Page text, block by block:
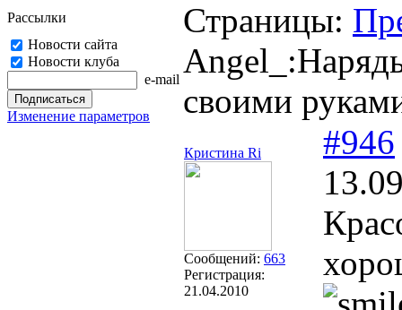
Рассылки
Новости сайта
Новости клуба
e-mail
Изменение параметров
Страницы:
своими
Кристина Ri
Сообщений: 663
Регистрация:
21.04.2010
#946